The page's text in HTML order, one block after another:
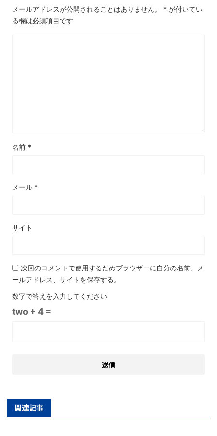
メールアドレスが公開されることはありません。 * が付いてい
る欄は必須項目です
名前 *
メール *
サイト
次回のコメントで使用するためブラウザーに自分の名前、メ
ールアドレス、サイトを保存する。
数字で答えを入力してください:
two + 4 =
関連記事